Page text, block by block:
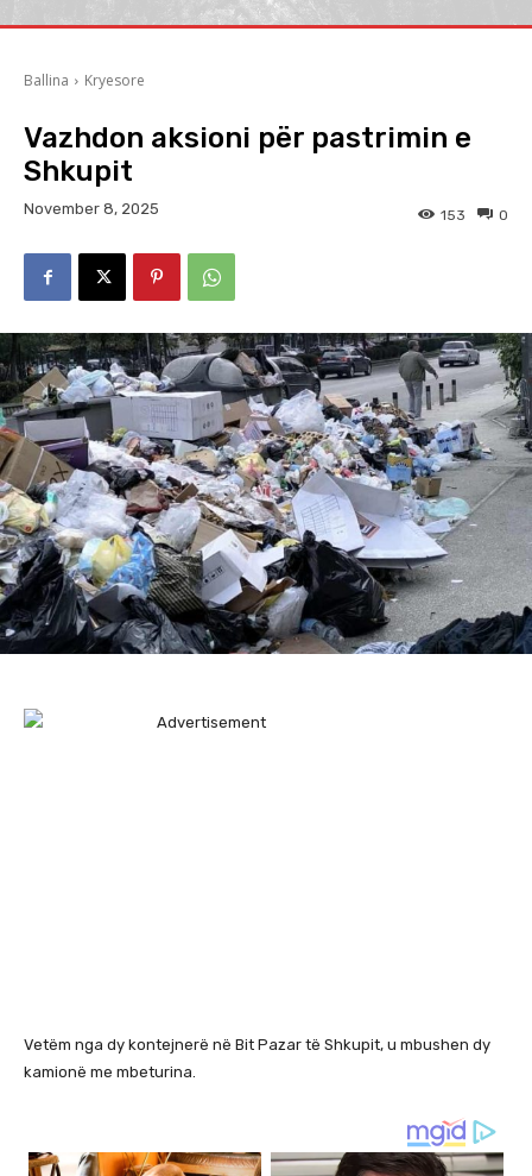
Ballina Kryesore
Vazhdon aksioni për pastrimin e
Shkupit
November 8, 2025 0
153
Vetëm nga dy kontejnerë në Bit Pazar të Shkupit, u mbushen dy
kamionë me mbeturina.